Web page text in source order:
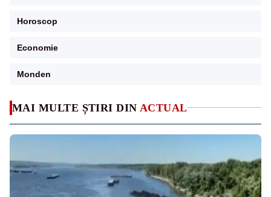
MAI MULTE ȘTIRI DIN ACTUAL
Horoscop
Economie
Monden